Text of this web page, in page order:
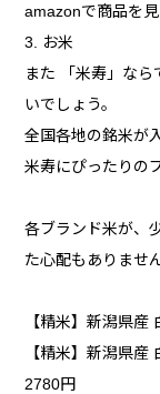
amazonで商品を見
3. お米
また 「米寿」なら
いでしょう。
全国各地の銘米が
米寿にぴったりの
各ブランド米が、
た心配もありません
【精米】新潟県
【精米】新潟県
2780円